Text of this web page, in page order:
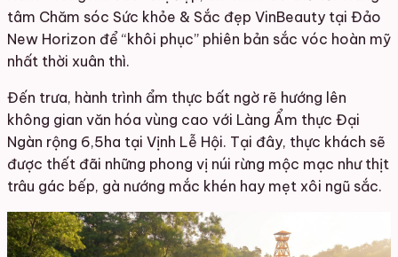
tâm Chăm sóc Sức khỏe & Sắc đẹp VinBeauty tại Đảo
New Horizon để “khôi phục” phiên bản sắc vóc hoàn mỹ
nhất thời xuân thì.
Đến trưa, hành trình ẩm thực bất ngờ rẽ hướng lên
không gian văn hóa vùng cao với Làng Ẩm thực Đại
Ngàn rộng 6,5ha tại Vịnh Lễ Hội. Tại đây, thực khách sẽ
được thết đãi những phong vị núi rừng mộc mạc như thịt
trâu gác bếp, gà nướng mắc khén hay mẹt xôi ngũ sắc.